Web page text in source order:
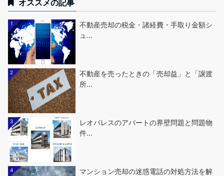
オススメの記事
1
不動産売却の税金・諸経費・手取り金額シ
ュ…
2
不動産を売ったときの「売却益」と「譲渡
所…
3
レオパレスのアパートの界壁問題と問題物
件…
4
マンション売却の迷惑電話の対処方法を解